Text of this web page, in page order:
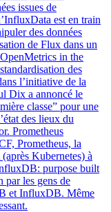
issues de
est en train
des données
de Flux dans un
in the
des
l’initiative de la
Dix a annoncé le
classe” pour une
des lieux du
Prometheus
Prometheus, la
Kubernetes) à
purpose built
par les gens de
et InfluxDB. Même